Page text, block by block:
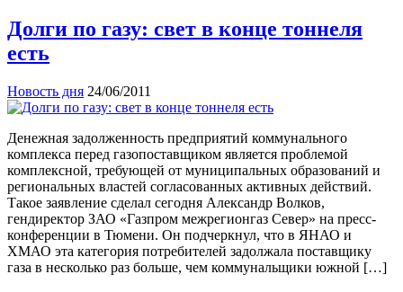
Долги по газу: свет в конце тоннеля
есть
Новость дня 24/06/2011
Денежная задолженность предприятий коммунального
комплекса перед газопоставщиком является проблемой
комплексной, требующей от муниципальных образований и
региональных властей согласованных активных действий.
Такое заявление сделал сегодня Александр Волков,
гендиректор ЗАО «Газпром межрегионгаз Север» на пресс-
конференции в Тюмени. Он подчеркнул, что в ЯНАО и
ХМАО эта категория потребителей задолжала поставщику
газа в несколько раз больше, чем коммунальщики южной […]